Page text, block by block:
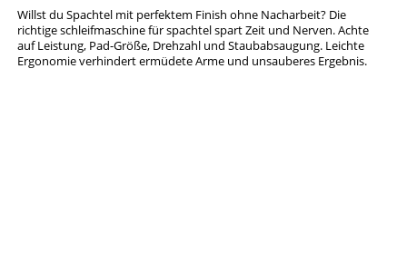
Willst du Spachtel mit perfektem Finish ohne Nacharbeit? Die
richtige schleifmaschine für spachtel spart Zeit und Nerven. Achte
auf Leistung, Pad-Größe, Drehzahl und Staubabsaugung. Leichte
Ergonomie verhindert ermüdete Arme und unsauberes Ergebnis.